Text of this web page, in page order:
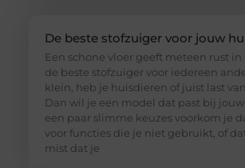
De beste stofzuiger voor jouw
Een schone vloer geeft meteen rust in
de beste stofzuiger voor iedereen
klein, heb je huisdieren of juist last
Dan wil je een model dat past bij
een paar slimme keuzes voorkom je
voor functies die je niet gebruikt, of
mist dat je